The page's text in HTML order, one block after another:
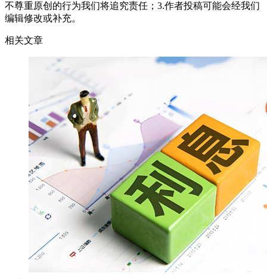
不尊重原创的行为我们将追究责任；3.作者投稿可能会经我们
编辑修改或补充。
相关文章